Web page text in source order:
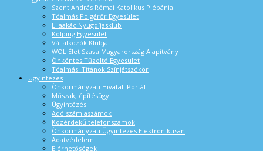
Szent András Római Katolikus Plébánia
Tóalmás Polgárőr Egyesület
Lilaakác Nyugdíjasklub
Kolping Egyesület
Vállalkozók Klubja
WOL Élet Szava Magyarország Alapítvány
Önkéntes Tűzoltó Egyesület
Tóalmási Titánok Színjátszókör
Ügyintézés
Önkormányzati Hivatali Portál
Műszak, építésügy
Ügyintézés
Adó számlaszámok
Közérdekű telefonszámok
Önkormányzati Ügyintézés Elektronikusan
Adatvédelem
Elérhetőségek